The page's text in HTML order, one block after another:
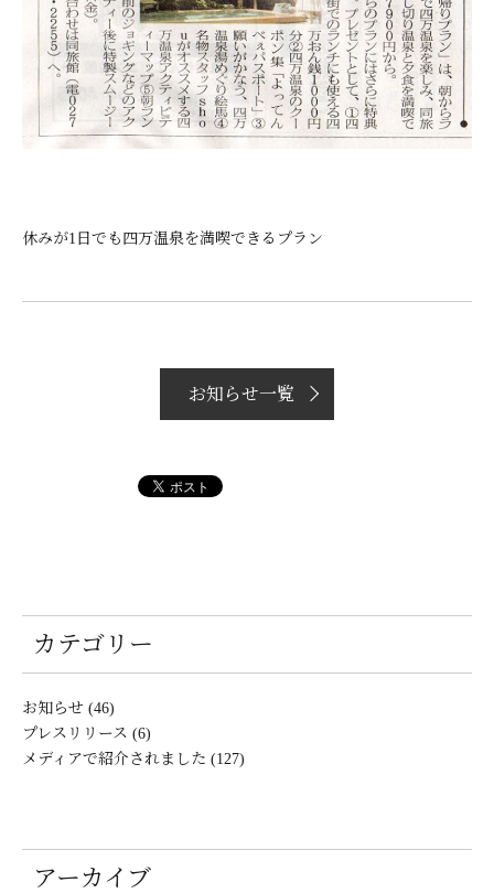
休みが1日でも四万温泉を満喫できるプラン
お知らせ一覧
カテゴリー
お知らせ (46)
プレスリリース (6)
メディアで紹介されました (127)
アーカイブ